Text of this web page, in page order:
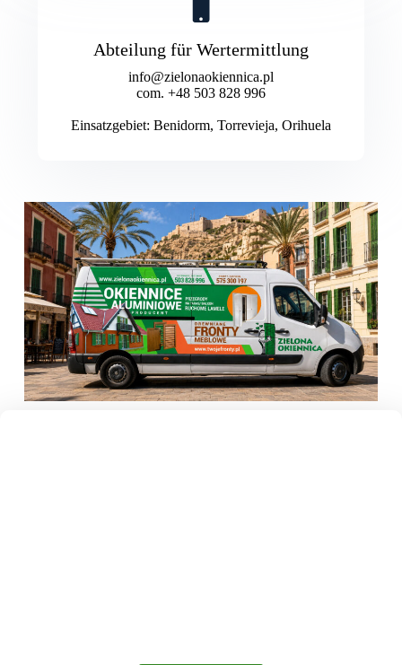
Abteilung für Wertermittlung
info@zielonaokiennica.pl
com. +48 503 828 996
Einsatzgebiet: Benidorm, Torrevieja, Orihuela